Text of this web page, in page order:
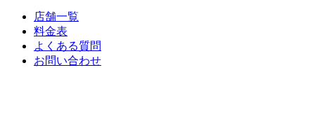
店舗一覧
料金表
よくある質問
お問い合わせ